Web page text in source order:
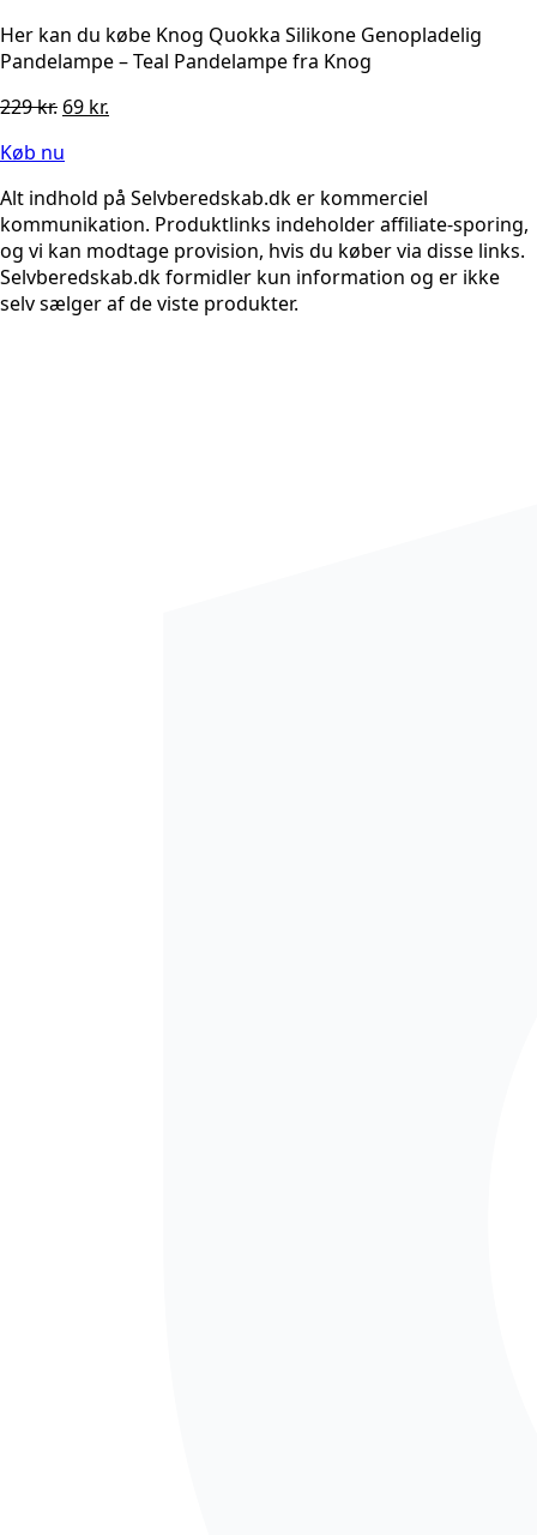
Her kan du købe Knog Quokka Silikone Genopladelig
Pandelampe – Teal Pandelampe fra Knog
229kr. Den
pris
var:
229 kr..
69 kr.
er:
69 kr..
Køb nu
Alt indhold på Selvberedskab.dk er kommerciel
kommunikation. Produktlinks indeholder affiliate-sporing,
og vi kan modtage provision, hvis du køber via disse links.
Selvberedskab.dk formidler kun information og er ikke
selv sælger af de viste produkter.